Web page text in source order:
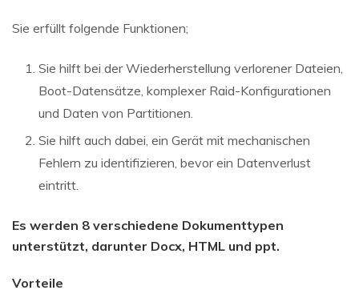
Sie erfüllt folgende Funktionen;
Sie hilft bei der Wiederherstellung verlorener Dateien,
Boot-Datensätze, komplexer Raid-Konfigurationen
und Daten von Partitionen.
Sie hilft auch dabei, ein Gerät mit mechanischen
Fehlern zu identifizieren, bevor ein Datenverlust
eintritt.
Es werden 8 verschiedene Dokumenttypen
unterstützt, darunter Docx, HTML und ppt.
Vorteile